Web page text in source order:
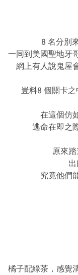
8 名分別
一同到美國聖地牙
網上有人說鬼屋
豈料8 個關卡
在這個仿
逃命在即之
原來
究竟他們
橘子配綠茶，感覺